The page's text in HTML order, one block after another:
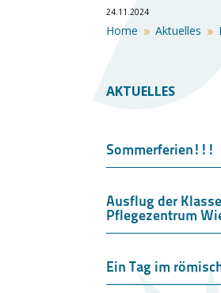
24.11.2024
Home 9 Aktuelles 9
AKTUELLES
Sommerferien!!!
Ausflug der
Pflegezentrum
Ein Tag im